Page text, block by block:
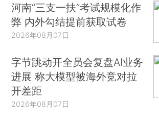
河南“三支一扶”考试规模化作
弊 内外勾结提前获取试卷
2026年08月07日
字节跳动开全员会复盘AI业务
进展 称大模型被海外竞对拉
开差距
2026年08月07日